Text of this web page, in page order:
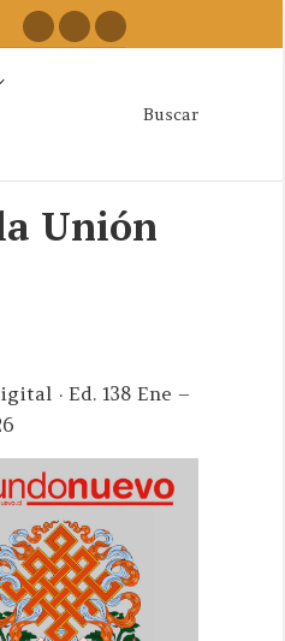
Facebook
Instagram
YouTube
opens
Buscar:
Buscar
Unión
· Ed. 138 Ene –